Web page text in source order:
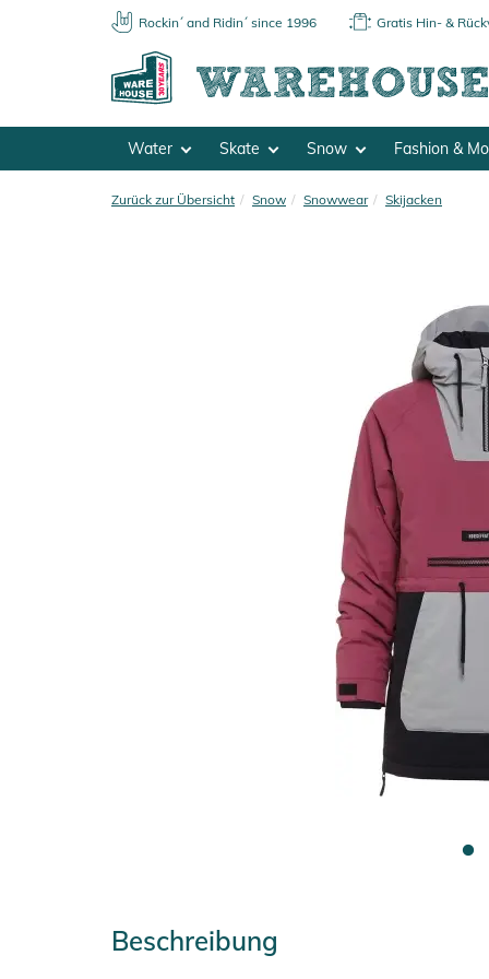
Rockin´ and Ridin´ since 1996 Gratis Hin- &
Water Skate Snow Fashion &
Zurück zur Übersicht Snow Snowwear Skijacken
Beschreibung